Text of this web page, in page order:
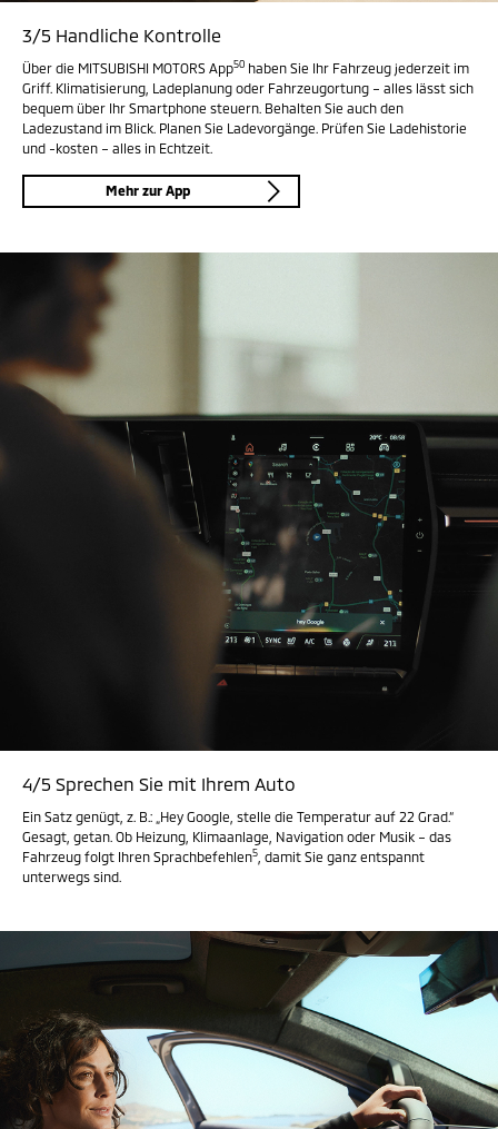
3/5 Handliche Kontrolle
Über die MITSUBISHI MOTORS App50 haben Sie Ihr Fahrzeug jederzeit im
Griff. Klimatisierung, Ladeplanung oder Fahrzeugortung – alles lässt sich
bequem über Ihr Smartphone steuern. Behalten Sie auch den
Ladezustand im Blick. Planen Sie Ladevorgänge. Prüfen Sie Ladehistorie
und -kosten – alles in Echtzeit.
Mehr zur App
4/5 Sprechen Sie mit Ihrem Auto
Ein Satz genügt, z. B.: „Hey Google, stelle die Temperatur auf 22 Grad.“
Gesagt, getan. Ob Heizung, Klimaanlage, Navigation oder Musik – das
Fahrzeug folgt Ihren Sprachbefehlen5 , damit Sie ganz entspannt
unterwegs sind.